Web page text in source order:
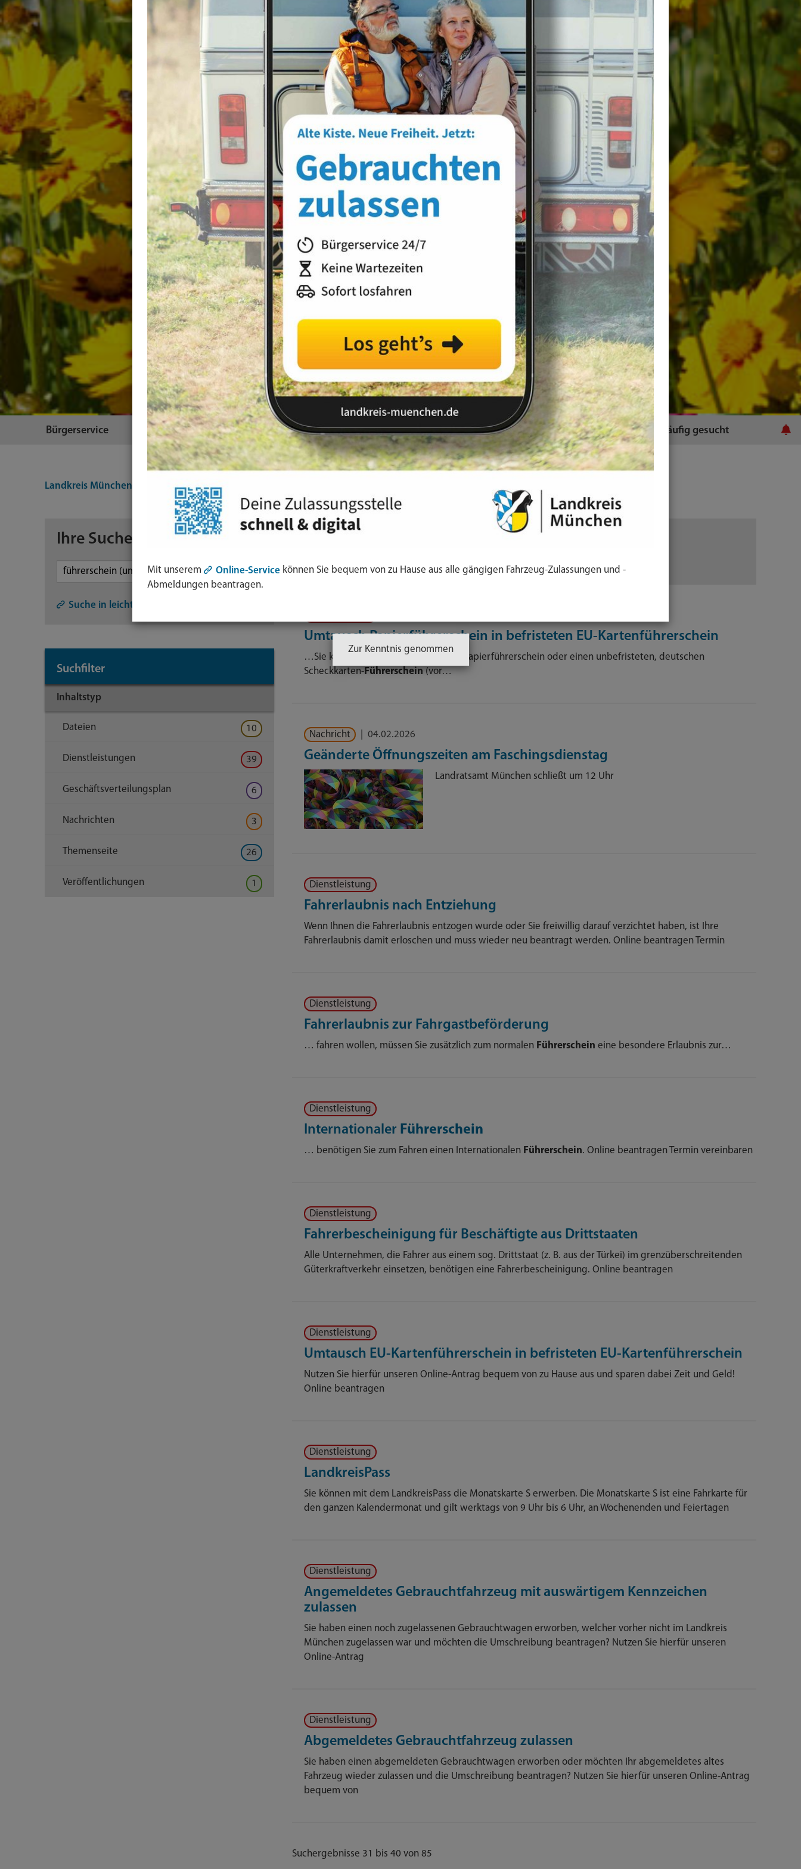
Bürgerservice Themen Landkreis Landratsamt Häufig gesucht
Landkreis München
Ihre Suche
Symbol
Suche
Taste
Suche in leichter Sprache
Suchfilter
Inhaltstyp
Dateien 10
Dienstleistungen 39
Geschäftsverteilungsplan 6
Nachrichten 3
Themenseite 26
Veröffentlichungen 1
Ihre Suche ergab 85 Treffer.
Umtausch Papierführerschein in befristeten EU-Kartenführerschein
…Sie können Ihren grauen oder rosa Papierführerschein oder einen unbefristeten, deutschen
Scheckkarten-Führerschein(vor…
Nachricht 04.02.2026
Geänderte Öffnungszeiten am Faschingsdienstag
Landratsamt München schließt um 12 Uhr
Dienstleistung
Fahrerlaubnis nach Entziehung
Wenn Ihnen die Fahrerlaubnis entzogen wurde oder Sie freiwillig darauf verzichtet haben, ist Ihre
Fahrerlaubnis damit erloschen und muss wieder neu beantragt werden. Online beantragen Termin
Dienstleistung
Fahrerlaubnis zur Fahrgastbeförderung
… fahren wollen, müssen Sie zusätzlich zum normalen Führerschein eine besondere Erlaubnis zur…
Dienstleistung
Internationaler Führerschein
… benötigen Sie zum Fahren einen Internationalen Führerschein. Online beantragen Termin vereinbaren
Dienstleistung
Fahrerbescheinigung für Beschäftigte aus Drittstaaten
Alle Unternehmen, die Fahrer aus einem sog. Drittstaat (z. B. aus der Türkei) im grenzüberschreitenden
Güterkraftverkehr einsetzen, benötigen eine Fahrerbescheinigung. Online beantragen
Dienstleistung
Umtausch EU-Kartenführerschein in befristeten EU-Kartenführerschein
Nutzen Sie hierfür unseren Online-Antrag bequem von zu Hause aus und sparen dabei Zeit und Geld!
Online beantragen
Dienstleistung
LandkreisPass
Sie können mit dem LandkreisPass die Monatskarte S erwerben. Die Monatskarte S ist eine Fahrkarte für
den ganzen Kalendermonat und gilt werktags von 9 Uhr bis 6 Uhr, an Wochenenden und Feiertagen
Dienstleistung
Angemeldetes Gebrauchtfahrzeug mit auswärtigem Kennzeichen
zulassen
Sie haben einen noch zugelassenen Gebrauchtwagen erworben, welcher vorher nicht im Landkreis
München zugelassen war und möchten die Umschreibung beantragen? Nutzen Sie hierfür unseren
Online-Antrag
Dienstleistung
Abgemeldetes Gebrauchtfahrzeug zulassen
Sie haben einen abgemeldeten Gebrauchtwagen erworben oder möchten Ihr abgemeldetes altes
Fahrzeug wieder zulassen und die Umschreibung beantragen? Nutzen Sie hierfür unseren Online-Antrag
bequem von
Suchergebnisse 31 bis 40 von 85
Mit unserem Online-Service können Sie bequem von zu Hause aus alle gängigen Fahrzeug-Zulassungen und -
Abmeldungen beantragen.
Zur Kenntnis genommen